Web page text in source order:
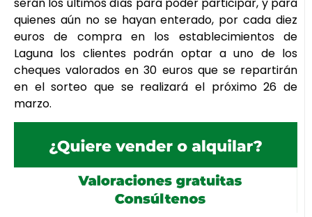
quienes aún no se hayan enterado, por cada diez
euros de compra en los establecimientos de
Laguna los clientes podrán optar a uno de los
cheques valorados en 30 euros que se repartirán
en el sorteo que se realizará el próximo 26 de
marzo.